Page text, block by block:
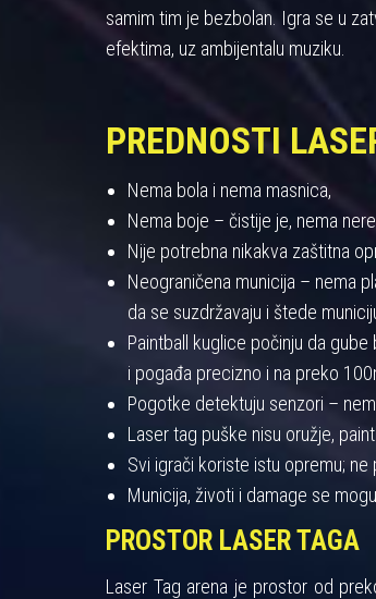
samim tim je bezbolan. Igra se u
efektima, uz ambijentalu muziku.
PREDNOSTI
Nema bola i nema masnica,
Nema boje – čistije je, nema
Nije potrebna nikakva zaštitna
Neograničena municija – nema
da se suzdržavaju i štede
Paintball kuglice počinju da
i pogađa precizno i na preko
Pogotke detektuju senzori –
Laser tag puške nisu oružje,
Svi igrači koriste istu opremu;
Municija, životi i damage se
PROSTOR LASER TAGA
Laser Tag arena je prostor od